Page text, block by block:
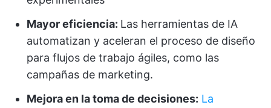
Mayor eficiencia: Las herramientas de IA
automatizan y aceleran el proceso de diseño
para flujos de trabajo ágiles, como las
campañas de marketing.
Mejora en la toma de decisiones: La